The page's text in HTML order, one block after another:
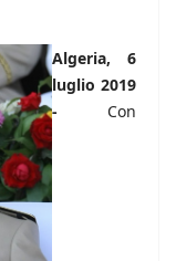
Algeria, 6
luglio 2019
- Con